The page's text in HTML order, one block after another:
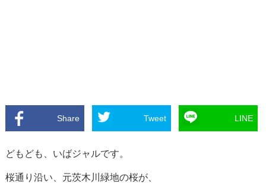
Share Tweet LINE
どもども、いばジャルです。
桜通り沿い、元茨木川緑地の桜が、